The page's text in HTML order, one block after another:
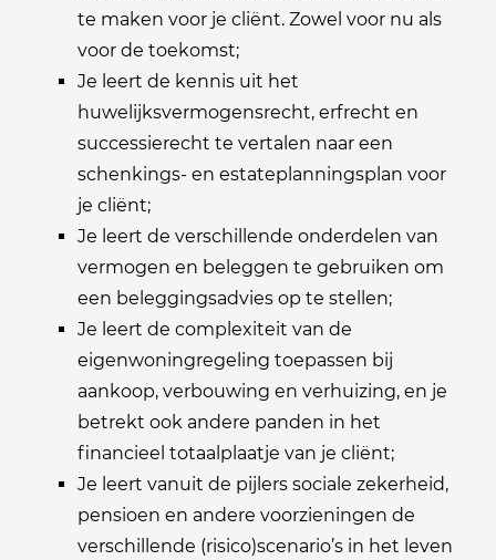
te maken voor je cliënt. Zowel voor nu als
voor de toekomst;
Je leert de kennis uit het
huwelijksvermogensrecht, erfrecht en
successierecht te vertalen naar een
schenkings- en estateplanningsplan voor
je cliënt;
Je leert de verschillende onderdelen van
vermogen en beleggen te gebruiken om
een beleggingsadvies op te stellen;
Je leert de complexiteit van de
eigenwoningregeling toepassen bij
aankoop, verbouwing en verhuizing, en je
betrekt ook andere panden in het
financieel totaalplaatje van je cliënt;
Je leert vanuit de pijlers sociale zekerheid,
pensioen en andere voorzieningen de
verschillende (risico)scenario’s in het leven